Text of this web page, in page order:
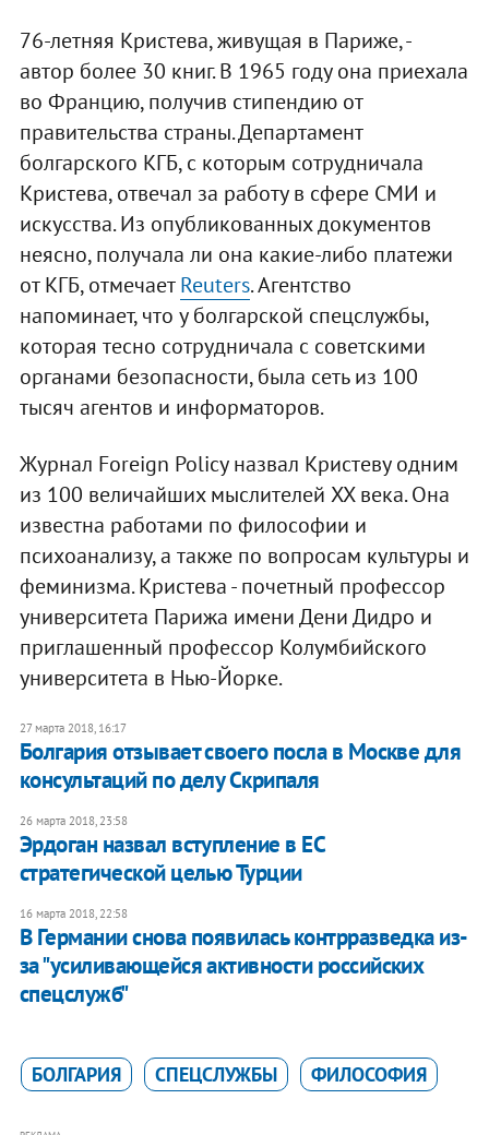
76-летняя Кристева, живущая в Париже, -
автор более 30 книг. В 1965 году она приехала
во Францию, получив стипендию от
правительства страны. Департамент
болгарского КГБ, с которым сотрудничала
Кристева, отвечал за работу в сфере СМИ и
искусства. Из опубликованных документов
неясно, получала ли она какие-либо платежи
от КГБ, отмечаетReuters. Агентство
напоминает, что у болгарской спецслужбы,
которая тесно сотрудничала с советскими
органами безопасности, была сеть из 100
тысяч агентов и информаторов.
Журнал Foreign Policy назвал Кристеву одним
из 100 величайших мыслителей XX века. Она
известна работами по философии и
психоанализу, а также по вопросам культуры и
феминизма. Кристева - почетный профессор
университета Парижа имени Дени Дидро и
приглашенный профессор Колумбийского
университета в Нью-Йорке.
27 марта 2018, 16:17
Болгария отзывает своего посла в Москве для
консультаций по делу Скрипаля
26 марта 2018, 23:58
Эрдоган назвал вступление в ЕС
стратегической целью Турции
16 марта 2018, 22:58
В Германии снова появилась контрразведка из-
за "усиливающейся активности российских
спецслужб"
БОЛГАРИЯ СПЕЦСЛУЖБЫ ФИЛОСОФИЯ